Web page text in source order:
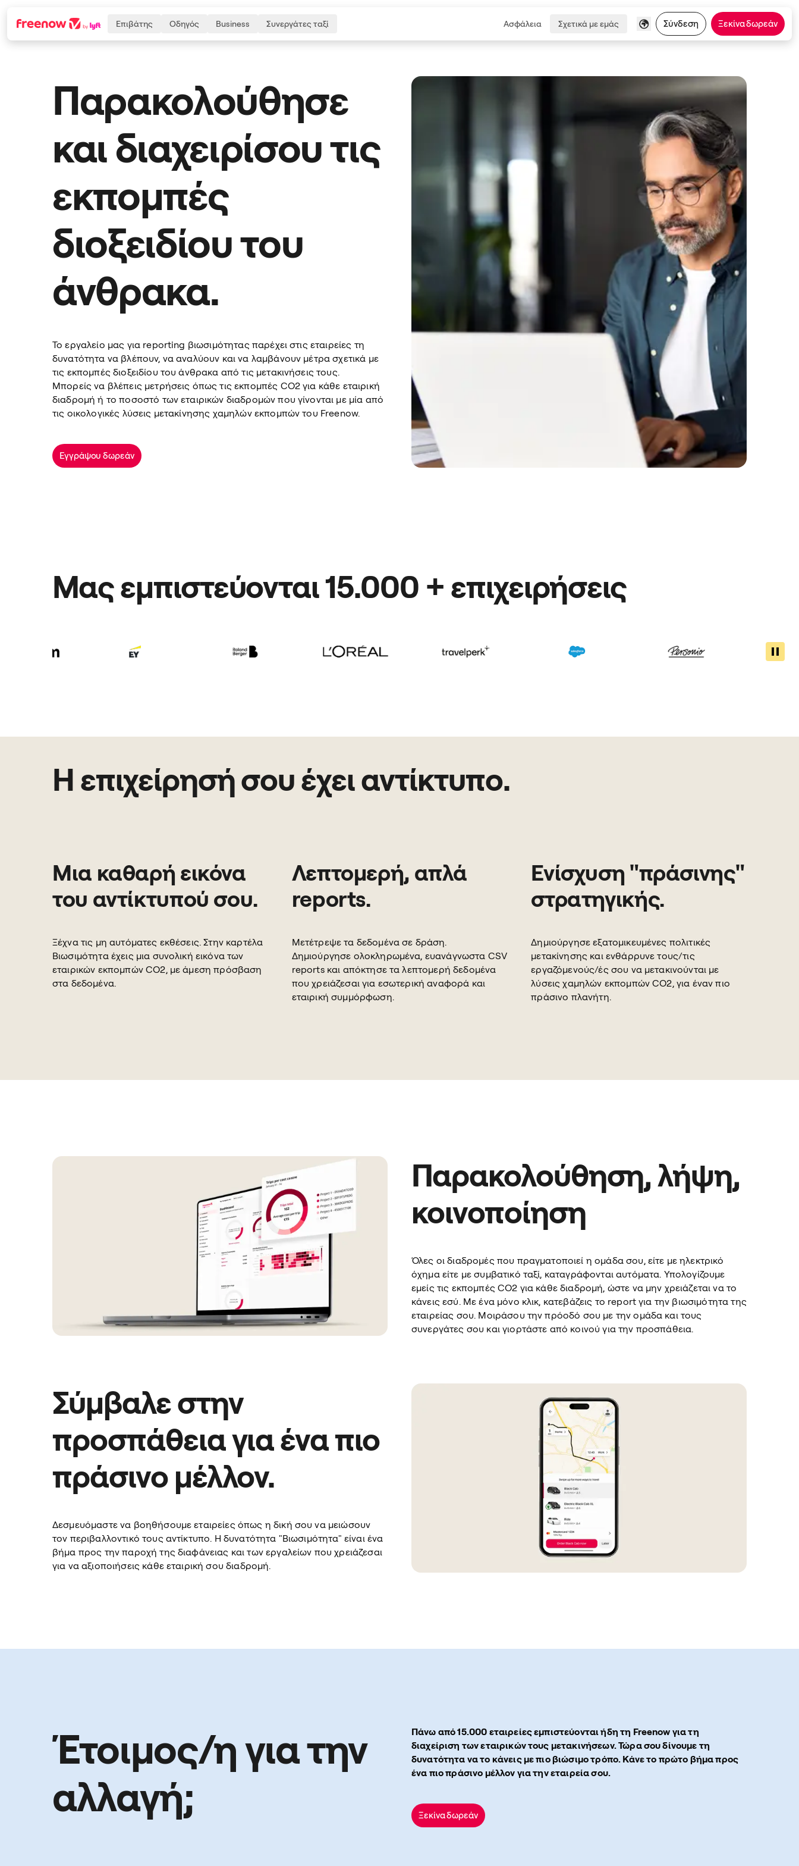
Navigation
Fußzeile
Επιβάτης Οδηγός Business Συνεργάτες ταξί Ασφάλεια Σχετικά με εμάς Σύνδεση Ξεκίνα δωρεάν
Παρακολούθησε
και διαχειρίσου τις
εκπομπές
διοξειδίου του
άνθρακα.
Το εργαλείο μας για reporting βιωσιμότητας παρέχει στις εταιρείες τη
δυνατότητα να βλέπουν, να αναλύουν και να λαμβάνουν μέτρα σχετικά με
τις εκπομπές διοξειδίου του άνθρακα από τις μετακινήσεις τους.
Μπορείς να βλέπεις μετρήσεις όπως τις εκπομπές CO2 για κάθε εταιρική
διαδρομή ή το ποσοστό των εταιρικών διαδρομών που γίνονται με μία από
τις οικολογικές λύσεις μετακίνησης χαμηλών εκπομπών του Freenow.
Εγγράψου δωρεάν
Μας εμπιστεύονται 15.000 + επιχειρήσεις
Η επιχείρησή σου έχει αντίκτυπο.
Μια καθαρή εικόνα
του αντίκτυπού σου.
Ξέχνα τις μη αυτόματες εκθέσεις. Στην καρτέλα
Βιωσιμότητα έχεις μια συνολική εικόνα των
εταιρικών εκπομπών CO2, με άμεση πρόσβαση
στα δεδομένα.
Λεπτομερή, απλά
reports.
Μετέτρεψε τα δεδομένα σε δράση.
Δημιούργησε ολοκληρωμένα, ευανάγνωστα CSV
reports και απόκτησε τα λεπτομερή δεδομένα
που χρειάζεσαι για εσωτερική αναφορά και
εταιρική συμμόρφωση.
Ενίσχυση "πράσινης"
στρατηγικής.
Δημιούργησε εξατομικευμένες πολιτικές
μετακίνησης και ενθάρρυνε τους/τις
εργαζόμενούς/ές σου να μετακινούνται με
λύσεις χαμηλών εκπομπών CO2, για έναν πιο
πράσινο πλανήτη.
Παρακολούθηση, λήψη,
κοινοποίηση
Όλες οι διαδρομές που πραγματοποιεί η ομάδα σου, είτε με ηλεκτρικό
όχημα είτε με συμβατικό ταξί, καταγράφονται αυτόματα. Υπολογίζουμε
εμείς τις εκπομπές CO2 για κάθε διαδρομή, ώστε να μην χρειάζεται να το
κάνεις εσύ. Με ένα μόνο κλικ, κατεβάζεις το report για την βιωσιμότητα της
εταιρείας σου. Μοιράσου την πρόοδό σου με την ομάδα και τους
συνεργάτες σου και γιορτάστε από κοινού για την προσπάθεια.
Σύμβαλε στην
προσπάθεια για ένα πιο
πράσινο μέλλον.
Δεσμευόμαστε να βοηθήσουμε εταιρείες όπως η δική σου να μειώσουν
τον περιβαλλοντικό τους αντίκτυπο. Η δυνατότητα "Βιωσιμότητα" είναι ένα
βήμα προς την παροχή της διαφάνειας και των εργαλείων που χρειάζεσαι
για να αξιοποιήσεις κάθε εταιρική σου διαδρομή.
Έτοιμος/η για την
αλλαγή;
Πάνω από 15.000 εταιρείες εμπιστεύονται ήδη τη Freenow για τη
διαχείριση των εταιρικών τους μετακινήσεων. Τώρα σου δίνουμε τη
δυνατότητα να το κάνεις με πιο βιώσιμο τρόπο. Κάνε το πρώτο βήμα προς
ένα πιο πράσινο μέλλον για την εταιρεία σου.
Ξεκίνα δωρεάν